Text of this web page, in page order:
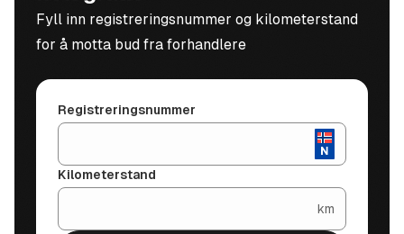
Fyll inn registreringsnummer og kilometerstand
for å motta bud fra forhandlere
Registreringsnummer
Kilometerstand
km